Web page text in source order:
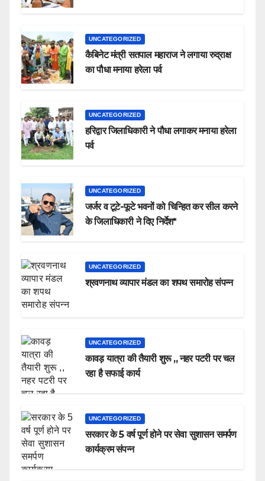
UNCATEGORIZED
कैबिनेट मंत्री सतपाल महाराज ने लगाया रुद्राक्ष
का पौधा मनाया हरेला पर्व
UNCATEGORIZED
हरिद्वार जिलाधिकारी ने पौधा लगाकर मनाया हरेला
पर्व
UNCATEGORIZED
जर्जर व टूटे-फूटे भवनों को चिन्हित कर सील करने
के जिलाधिकारी ने दिए निर्देश*
UNCATEGORIZED
श्रवणनाथ व्यापार मंडल का शपथ समारोह संपन्न
UNCATEGORIZED
कावड़ यात्रा की तैयारी शुरू ,, नहर पटरी पर चल
रहा है सफाई कार्य
UNCATEGORIZED
सरकार के 5 वर्ष पूर्ण होने पर सेवा सुशासन समर्पण
कार्यक्रम संपन्न